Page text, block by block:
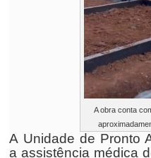
A obra conta
A Unidade de Pronto
a assistência médica